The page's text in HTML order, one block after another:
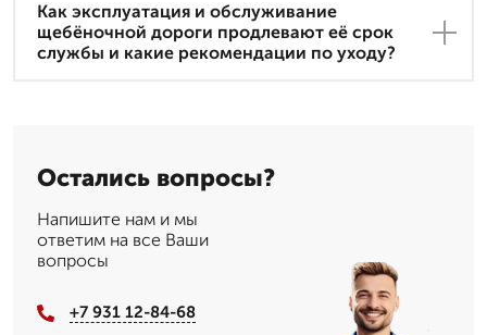
Как эксплуатация и обслуживание
щебёночной дороги продлевают её срок
службы и какие рекомендации по уходу?
Остались вопросы?
Напишите нам и мы
ответим на все Ваши
вопросы
+7 931 12-84-68